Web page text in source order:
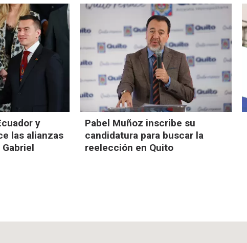
y
las alianzas
Pabel Muñoz inscribe su
candidatura para buscar la
reelección en Quito